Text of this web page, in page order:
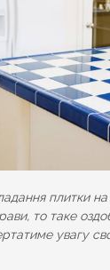
плитки на
то таке
увагу